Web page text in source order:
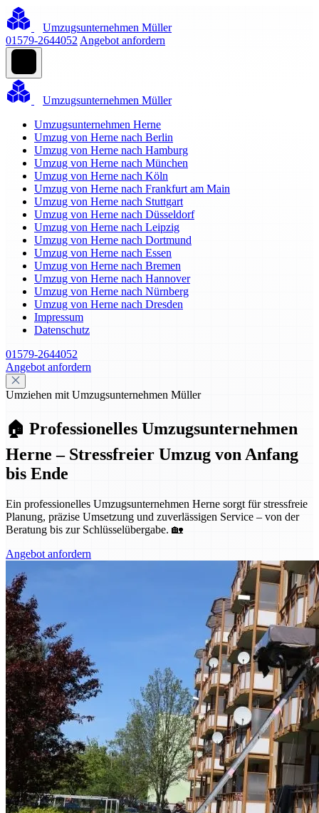
Umzugsunternehmen Müller
01579-2644052 Angebot anfordern
Umzugsunternehmen Müller
Umzugsunternehmen Herne
Umzug von Herne nach Berlin
Umzug von Herne nach Hamburg
Umzug von Herne nach München
Umzug von Herne nach Köln
Umzug von Herne nach Frankfurt am Main
Umzug von Herne nach Stuttgart
Umzug von Herne nach Düsseldorf
Umzug von Herne nach Leipzig
Umzug von Herne nach Dortmund
Umzug von Herne nach Essen
Umzug von Herne nach Bremen
Umzug von Herne nach Hannover
Umzug von Herne nach Nürnberg
Umzug von Herne nach Dresden
Impressum
Datenschutz
01579-2644052
Angebot anfordern
Umziehen mit Umzugsunternehmen Müller
🏠 Professionelles Umzugsunternehmen
Herne – Stressfreier Umzug von Anfang
bis Ende
Ein professionelles Umzugsunternehmen Herne sorgt für stressfreie
Planung, präzise Umsetzung und zuverlässigen Service – von der
Beratung bis zur Schlüsselübergabe. 🏡
Angebot anfordern